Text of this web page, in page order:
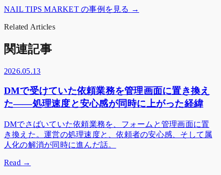
NAIL TIPS MARKET の事例を見る →
Related Articles
関連記事
2026.05.13
DMで受けていた依頼業務を管理画面に置き換え
た——処理速度と安心感が同時に上がった経緯
DMでさばいていた依頼業務を、フォームと管理画面に置
き換えた。運営の処理速度と、依頼者の安心感、そして属
人化の解消が同時に進んだ話。
Read →